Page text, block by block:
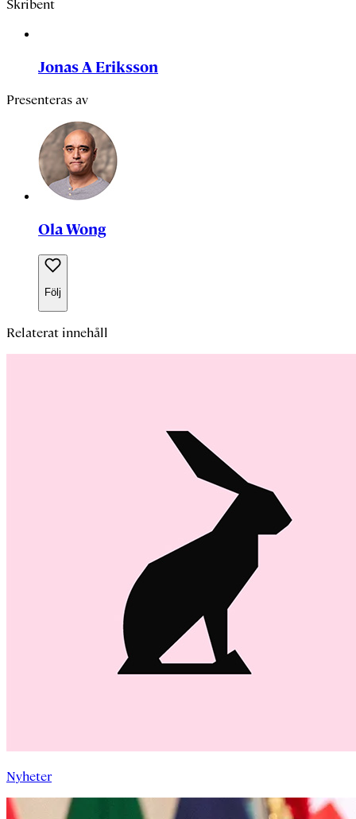
Skribent
Jonas A Eriksson
Presenteras av
Ola Wong
Följ
Relaterat innehåll
Nyheter